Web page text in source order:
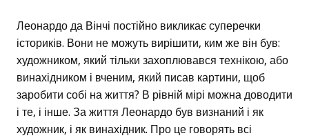
Леонардо да Вінчі постійно викликає суперечки
істориків. Вони не можуть вирішити, ким же він був:
художником, який тільки захоплювався технікою, або
винахідником і вченим, який писав картини, щоб
заробити собі на життя? В рівній мірі можна доводити
і те, і інше. За життя Леонардо був визнаний і як
художник, і як винахідник. Про це говорять всі